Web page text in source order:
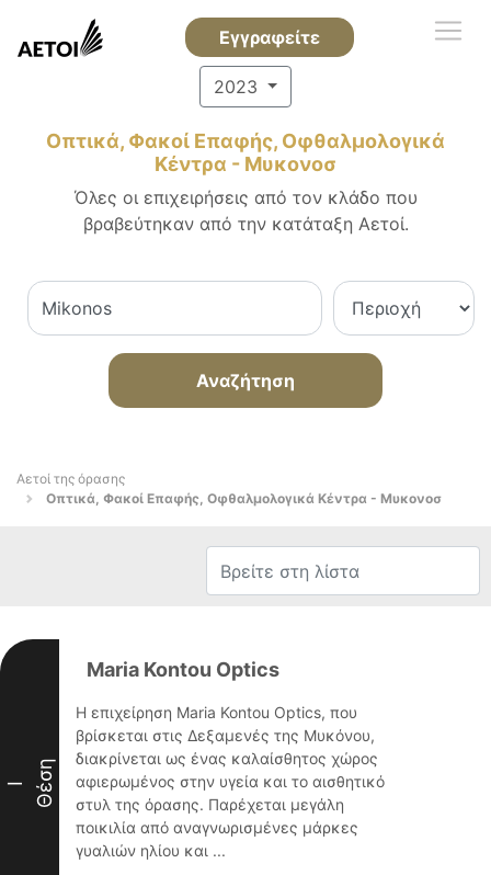
Εγγραφείτε
2023
Οπτικά, Φακοί Επαφής, Οφθαλμολογικά
Κέντρα - Μυκονοσ
Όλες οι επιχειρήσεις από τον κλάδο που
βραβεύτηκαν από την κατάταξη Αετοί.
Αναζήτηση
Αετοί της όρασης
Οπτικά, Φακοί Επαφής, Οφθαλμολογικά Κέντρα - Μυκονοσ
I Θέση
Maria Kontou Optics
Η επιχείρηση Maria Kontou Optics, που
βρίσκεται στις Δεξαμενές της Μυκόνου,
διακρίνεται ως ένας καλαίσθητος χώρος
αφιερωμένος στην υγεία και το αισθητικό
στυλ της όρασης. Παρέχεται μεγάλη
ποικιλία από αναγνωρισμένες μάρκες
γυαλιών ηλίου και ...